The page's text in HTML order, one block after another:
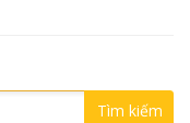
Tìm kiếm